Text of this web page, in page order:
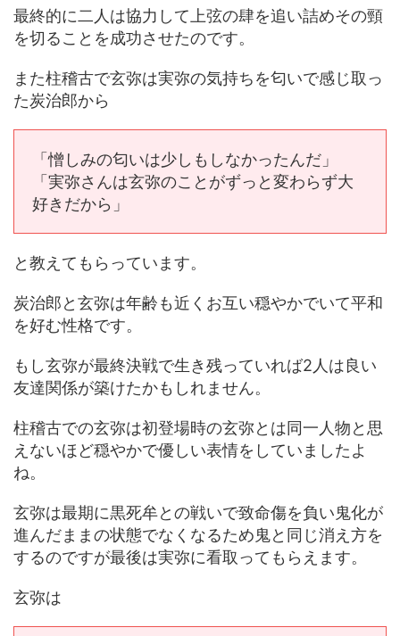
最終的に二人は協力して上弦の肆を追い詰めその頸
を切ることを成功させたのです。
また柱稽古で玄弥は実弥の気持ちを匂いで感じ取っ
た炭治郎から
「憎しみの匂いは少しもしなかったんだ」
「実弥さんは玄弥のことがずっと変わらず大
好きだから」
と教えてもらっています。
炭治郎と玄弥は年齢も近くお互い穏やかでいて平和
を好む性格です。
もし玄弥が最終決戦で生き残っていれば2人は良い
友達関係が築けたかもしれません。
柱稽古での玄弥は初登場時の玄弥とは同一人物と思
えないほど穏やかで優しい表情をしていましたよ
ね。
玄弥は最期に黒死牟との戦いで致命傷を負い鬼化が
進んだままの状態でなくなるため鬼と同じ消え方を
するのですが最後は実弥に看取ってもらえます。
玄弥は